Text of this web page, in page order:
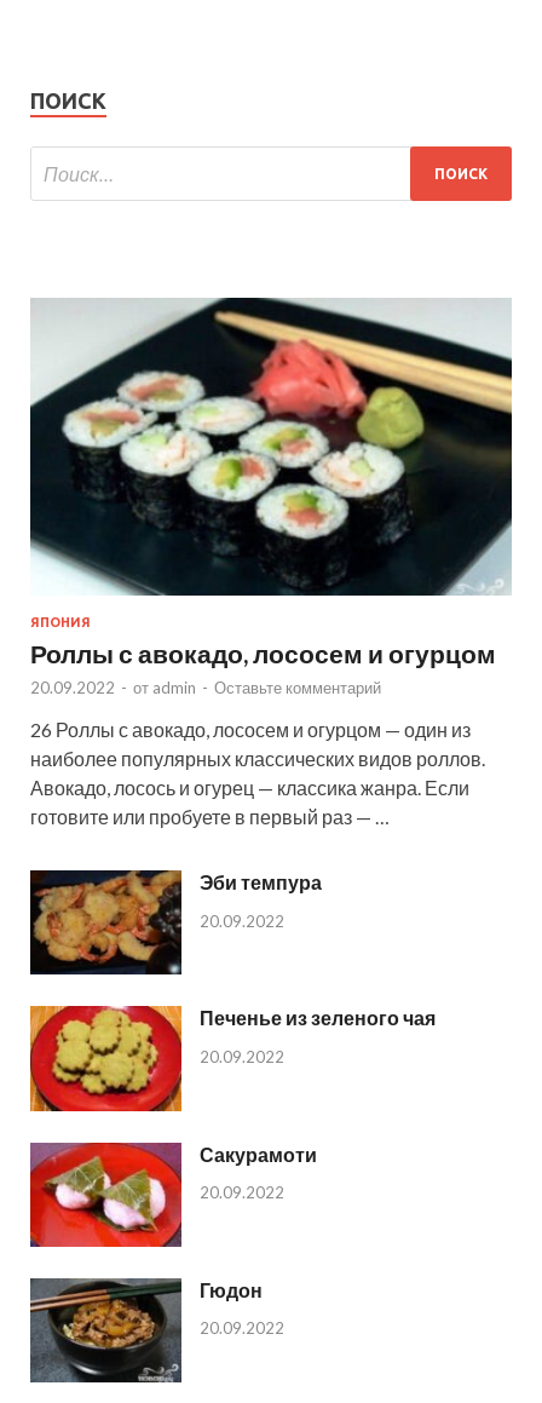
ПОИСК
ЯПОНИЯ
Роллы с авокадо, лососем и огурцом
20.09.2022 - от admin - Оставьте комментарий
26 Роллы с авокадо, лососем и огурцом — один из
наиболее популярных классических видов роллов.
Авокадо, лосось и огурец — классика жанра. Если
готовите или пробуете в первый раз — …
Эби темпура
20.09.2022
Печенье из зеленого чая
20.09.2022
Сакурамоти
20.09.2022
Гюдон
20.09.2022